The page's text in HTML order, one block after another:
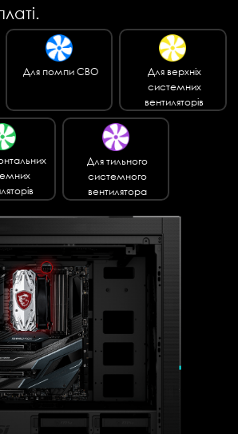
Для помпи СВО
Для верхніх
системних
вентиляторів
Для тильного
системного
вентилятора